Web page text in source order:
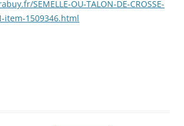
SEMELLE-OU-TALON-DE-CROSSE-
item-1509346.html